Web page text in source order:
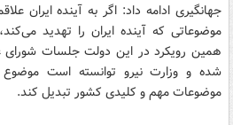
جهانگیری ادامه داد: اگر به آینده ایران
موضوعاتی که آینده ایران را تهدید
همین رویکرد در این دولت جلسات شورای
شده و وزارت نیرو توانسته است
موضوعات مهم و کلیدی کشور تبدیل کند.